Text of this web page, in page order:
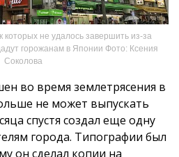
которых не удалось завершить из-за
горожанам в Японии Фото: Ксения
Соколова
во время землетрясения в
не может выпускать
спустя создал еще одну
города. Типографии был
он сделал копии на